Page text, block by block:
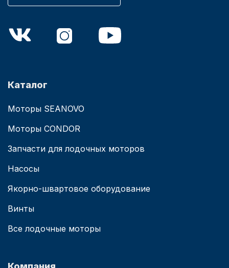
Каталог
Моторы SEANOVO
Моторы CONDOR
Запчасти для лодочных моторов
Насосы
Якорно-швартовое оборудование
Винты
Все лодочные моторы